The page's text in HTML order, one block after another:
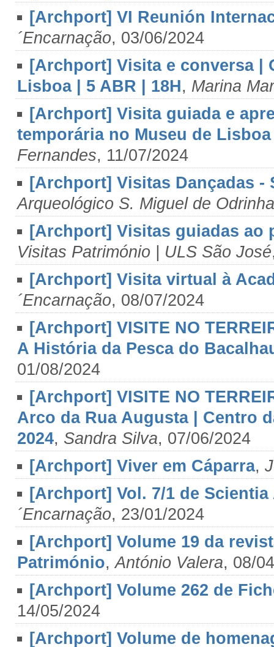
[Archport] VI Reunión
´Encarnação, 03/06/2024
[Archport] Visita e conversa |
Lisboa | 5 ABR | 18H, Marina
[Archport] Visita guiada e
temporária no Museu de Lisboa
Fernandes, 11/07/2024
[Archport] Visitas Dançadas -
Arqueológico S. Miguel de
[Archport] Visitas guiadas ao
Visitas Património | ULS São José
[Archport] Visita virtual à
´Encarnação, 08/07/2024
[Archport] VISITE NO
A História da Pesca do
01/08/2024
[Archport] VISITE NO
Arco da Rua Augusta | Centro
2024, Sandra Silva, 07/06/2024
[Archport] Viver em Cáparra,
[Archport] Vol. 7/1 de
´Encarnação, 23/01/2024
[Archport] Volume 19 da
Património,António Valera, 08/
[Archport] Volume 262 de
14/05/2024
[Archport] Volume de